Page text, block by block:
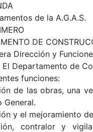
de la A.G.A.S.
DE
Dirección y
El Departamento de
funciones:
de las obras, una
General.
y el mejoramiento
contralor y